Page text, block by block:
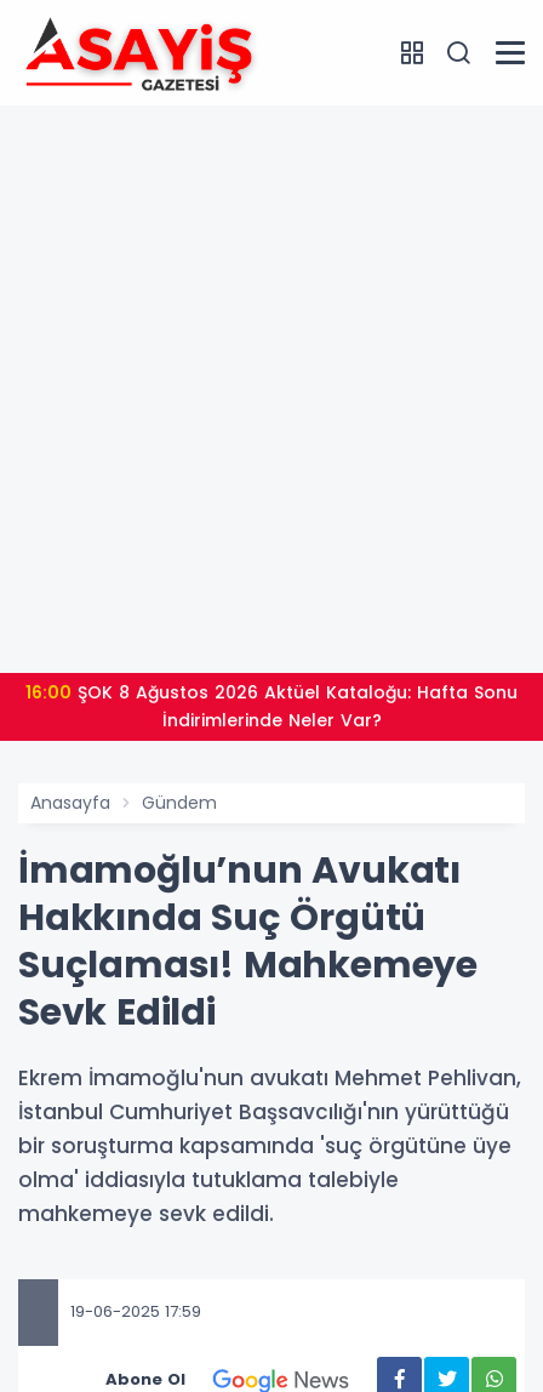
16:00
İndirimlerinde Neler Var?
Anasayfa Gündem
İmamoğlu’nun Avukatı
Hakkında Suç Örgütü
Suçlaması! Mahkemeye
Sevk Edildi
Ekrem İmamoğlu'nun avukatı Mehmet Pehlivan,
İstanbul Cumhuriyet Başsavcılığı'nın yürüttüğü
bir soruşturma kapsamında 'suç örgütüne üye
olma' iddiasıyla tutuklama talebiyle
mahkemeye sevk edildi.
19-06-2025 17:59
Abone Ol